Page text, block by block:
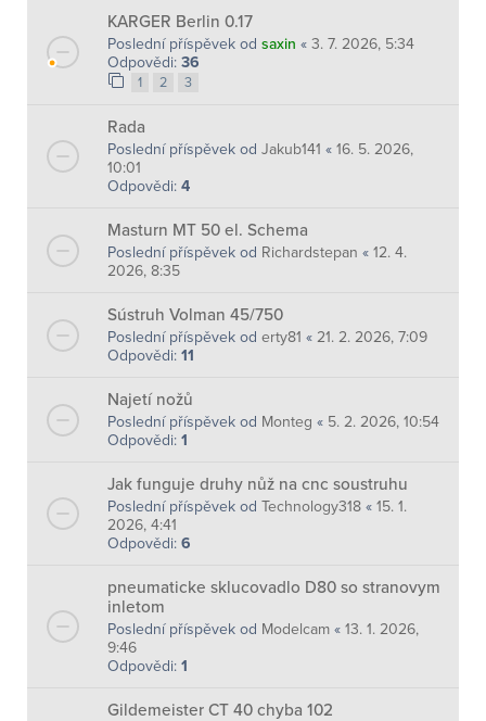
KARGER Berlin 0.17
Poslední příspěvek od saxin « 3. 7. 2026, 5:34
Odpovědi: 36
1 2 3
Rada
Poslední příspěvek od Jakub141 « 16. 5. 2026,
10:01
Odpovědi: 4
Masturn MT 50 el. Schema
Poslední příspěvek od Richardstepan « 12. 4.
2026, 8:35
Sústruh Volman 45/750
Poslední příspěvek od erty81 « 21. 2. 2026, 7:09
Odpovědi: 11
Najetí nožů
Poslední příspěvek od Monteg « 5. 2. 2026, 10:54
Odpovědi: 1
Jak funguje druhy nůž na cnc soustruhu
Poslední příspěvek od Technology318 « 15. 1.
2026, 4:41
Odpovědi: 6
pneumaticke sklucovadlo D80 so stranovym
inletom
Poslední příspěvek od Modelcam « 13. 1. 2026,
9:46
Odpovědi: 1
Gildemeister CT 40 chyba 102